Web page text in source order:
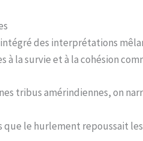
des interprétations
la survie et à la cohésion
tribus amérindiennes, on
que le hurlement repoussait